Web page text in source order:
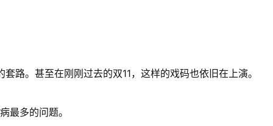
路。甚至在刚刚过去的双11，这样的戏码也依旧在上演。
最多的问题。